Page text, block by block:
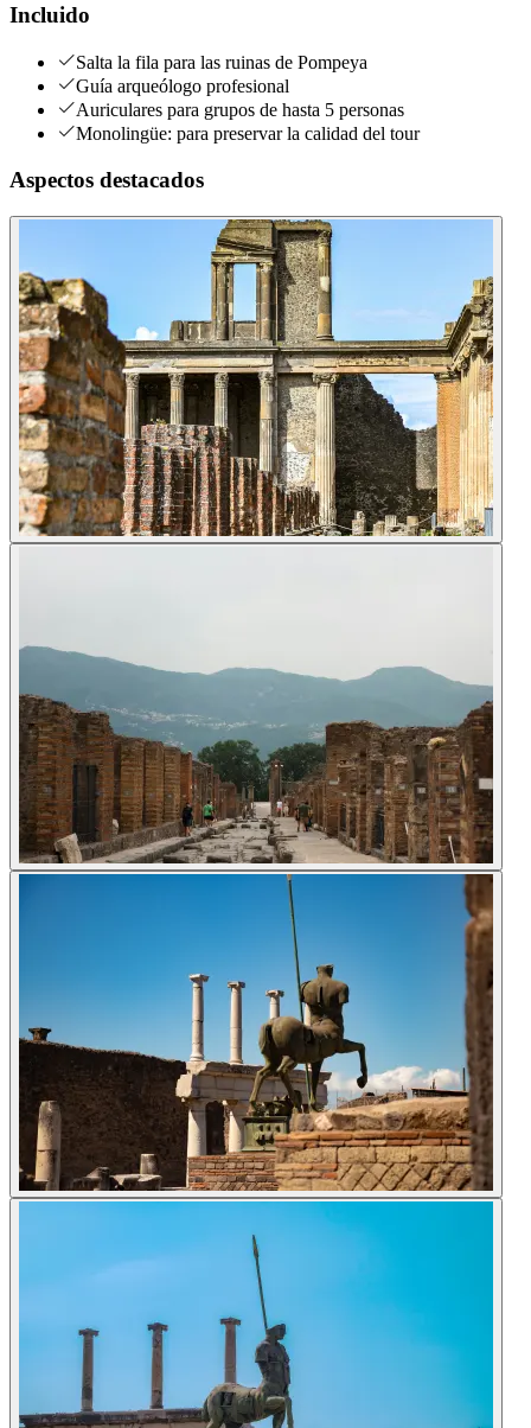
Incluido
Salta la fila para las ruinas de Pompeya
Guía arqueólogo profesional
Auriculares para grupos de hasta 5 personas
Monolingüe: para preservar la calidad del tour
Aspectos destacados